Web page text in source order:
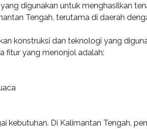
digunakan untuk menghasilkan
Tengah, terutama di daerah
konstruksi dan teknologi yang
fitur yang menonjol adalah:
Di Kalimantan Tengah,